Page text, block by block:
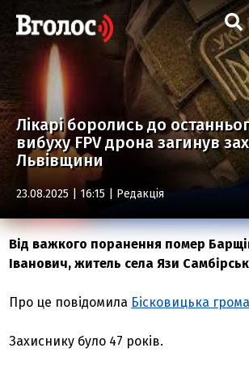
Лікарі боролись до
вибуху FPV дрона загинув
Львівщини
23.08.2025 | 16:15 | Редакція
Від важкого поранення помер
Іванович, житель села Язи
Про це повідомила Бісковицька
Захиснику було 47 років.